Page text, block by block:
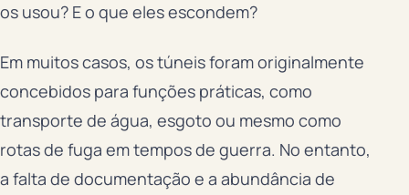
os usou? E o que eles escondem?
Em muitos casos, os túneis foram originalmente
concebidos para funções práticas, como
transporte de água, esgoto ou mesmo como
rotas de fuga em tempos de guerra. No entanto,
a falta de documentação e a abundância de